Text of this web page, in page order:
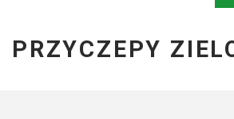
PRZYCZEPY